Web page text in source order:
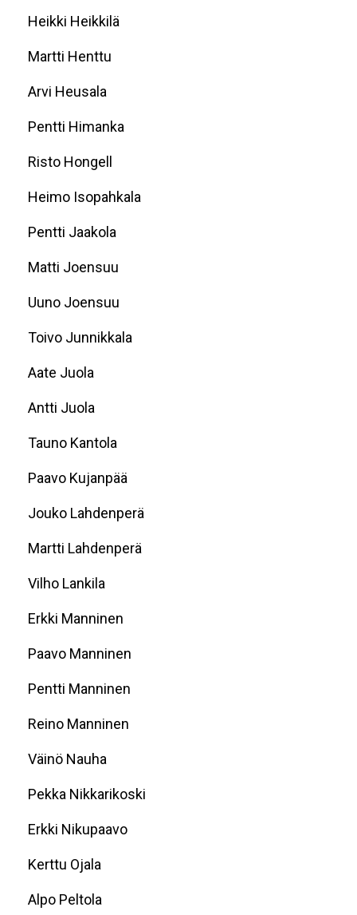
Heikki Heikkilä
Martti Henttu
Arvi Heusala
Pentti Himanka
Risto Hongell
Heimo Isopahkala
Pentti Jaakola
Matti Joensuu
Uuno Joensuu
Toivo Junnikkala
Aate Juola
Antti Juola
Tauno Kantola
Paavo Kujanpää
Jouko Lahdenperä
Martti Lahdenperä
Vilho Lankila
Erkki Manninen
Paavo Manninen
Pentti Manninen
Reino Manninen
Väinö Nauha
Pekka Nikkarikoski
Erkki Nikupaavo
Kerttu Ojala
Alpo Peltola